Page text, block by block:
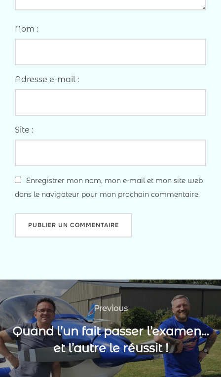
Nom :
Adresse e-mail :
Site :
Enregistrer mon nom, mon e-mail et mon site web
dans le navigateur pour mon prochain commentaire.
Navigation
de
l’article
Previous
Previous
Quand l’un fait passer l’examen…
et l’autre le réussit !